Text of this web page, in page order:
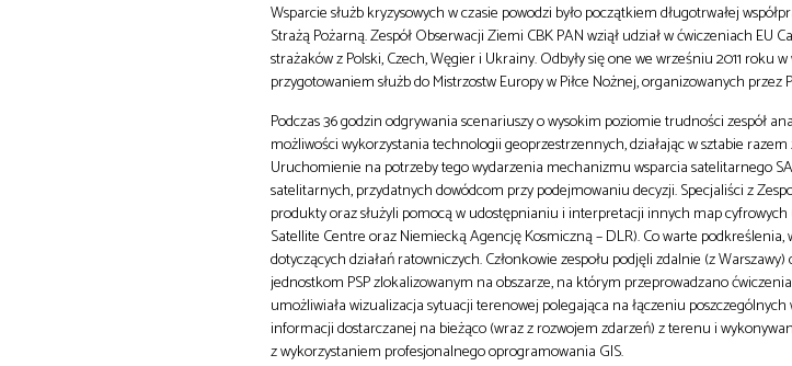
Wsparcie służb kryzysowych w czasie powodzi było początkiem długotrwałej
Strażą Pożarną. Zespół Obserwacji Ziemi CBK PAN wziął udział w ćwiczeniach EU
strażaków z Polski, Czech, Węgier i Ukrainy. Odbyły się one we wrześniu 2011 roku
przygotowaniem służb do Mistrzostw Europy w Piłce Nożnej, organizowanych przez
Podczas 36 godzin odgrywania scenariuszy o wysokim poziomie trudności zespół
możliwości wykorzystania technologii geoprzestrzennych, działając w sztabie
Uruchomienie na potrzeby tego wydarzenia mechanizmu wsparcia satelitarnego
satelitarnych, przydatnych dowódcom przy podejmowaniu decyzji. Specjaliści z
produkty oraz służyli pomocą w udostępnianiu i interpretacji innych map
Satellite Centre oraz Niemiecką Agencję Kosmiczną – DLR). Co warte
dotyczących działań ratowniczych. Członkowie zespołu podjęli zdalnie (z
jednostkom PSP zlokalizowanym na obszarze, na którym przeprowadzano
umożliwiała wizualizacja sytuacji terenowej polegająca na łączeniu
informacji dostarczanej na bieżąco (wraz z rozwojem zdarzeń) z terenu i
z wykorzystaniem profesjonalnego oprogramowania GIS.